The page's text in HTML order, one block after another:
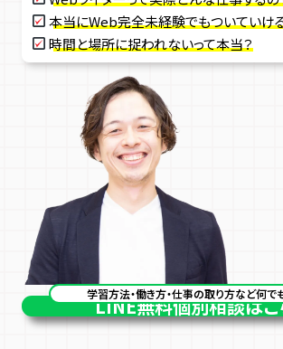
本当にWeb完全未経験でもついていけ
時間と場所に捉われないって本当？
学習方法・働き方・仕事の取り方など何で
LINE無料個別相談はこ